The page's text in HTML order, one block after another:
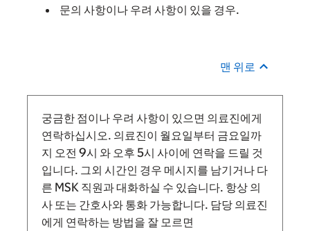
문의 사항이나 우려 사항이 있을 경우.
맨 위로
궁금한 점이나 우려 사항이 있으면 의료진에게
연락하십시오. 의료진이 월요일부터 금요일까
지 오전 9시 와 오후 5시 사이에 연락을 드릴 것
입니다. 그외 시간인 경우 메시지를 남기거나 다
른 MSK 직원과 대화하실 수 있습니다. 항상 의
사 또는 간호사와 통화 가능합니다. 담당 의료진
에게 연락하는 방법을 잘 모르면